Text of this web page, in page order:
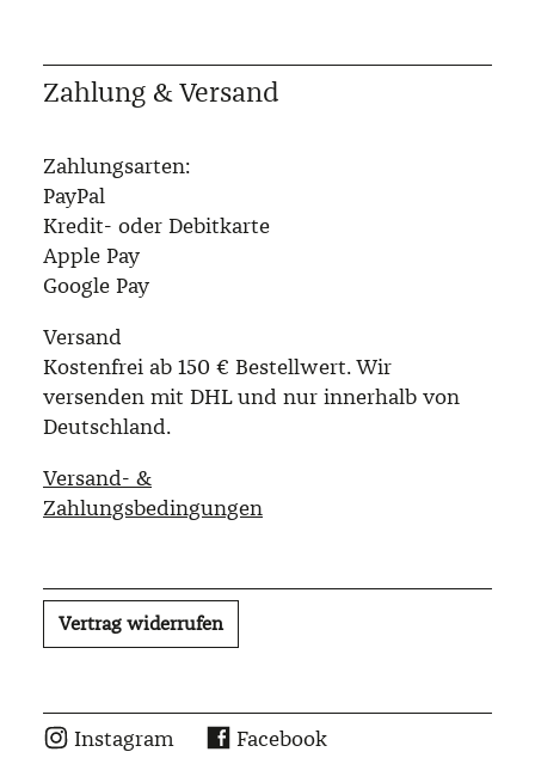
Zahlung & Versand
Zahlungsarten:
PayPal
Kredit- oder Debitkarte
Apple Pay
Google Pay
Versand
Kostenfrei ab 150 € Bestellwert. Wir
versenden mit DHL und nur innerhalb von
Deutschland.
Versand- &
Zahlungsbedingungen
Vertrag widerrufen
Instagram Facebook